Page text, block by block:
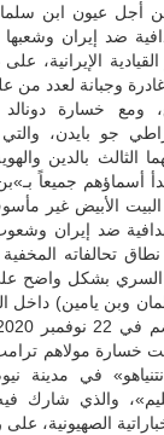
أجل عيون ابن سلمان
ضد إيران
القيادية الإيرانية،
وجبانة لعدد من
جو بايدن،
الثالث بالدين
أسماؤهم جميعاً
الأبيض غير
ضد إيران
نطاق تحالفاته
السري بشكل واضح على
وبن يامين) داخل
خسارة مولاهم
في مدينة
والذي شارك
الصهيونية،